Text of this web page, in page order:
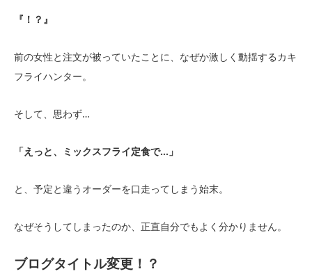
『！？』
前の女性と注文が被っていたことに、なぜか激しく動揺するカキ
フライハンター。
そして、思わず…
「えっと、ミックスフライ定食で…」
と、予定と違うオーダーを口走ってしまう始末。
なぜそうしてしまったのか、正直自分でもよく分かりません。
ブログタイトル変更！？